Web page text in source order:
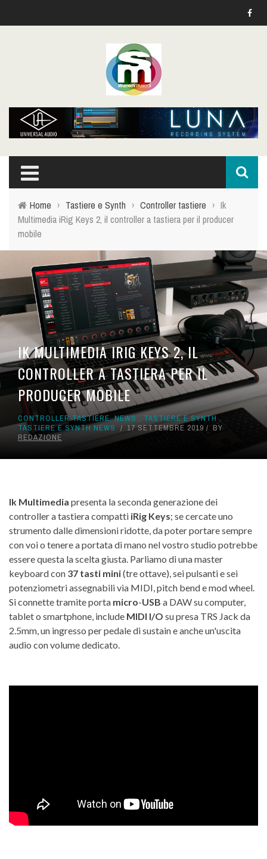
Home › Tastiere e Synth › Controller tastiere › Ik
Multimedia iRig Keys 2, il controller a tastiera per il producer
mobile
IK MULTIMEDIA IRIG KEYS 2, IL
CONTROLLER A TASTIERA PER IL
PRODUCER MOBILE
CONTROLLER TASTIERE,NEWS , TASTIERE E SYNTH ,
TASTIERE E SYNTH NEWS
17 SETTEMBRE 2019
BY
REDAZIONE
Ik Multimedia presenta la seconda generazione dei
controller a tastiera compatti iRig Keys; se cercate uno
strumento dalle dimensioni ridotte, da poter portare sempre
con voi o tenere a portata di mano nel vostro studio potrebbe
essere questa la scelta giusta. Parliamo di una master
keyboard con 37 tasti mini(tre ottave), sei pulsanti e sei
potenziometri assegnabili via MIDI, pitch bend e mod wheel.
Si connette tramite porta micro-USB a DAW su computer,
tablet o smartphone, include MIDI I/O su presa TRS Jack da
2.5mm, un ingresso per pedale di sustain e anche un'uscita
audio con volume dedicato.